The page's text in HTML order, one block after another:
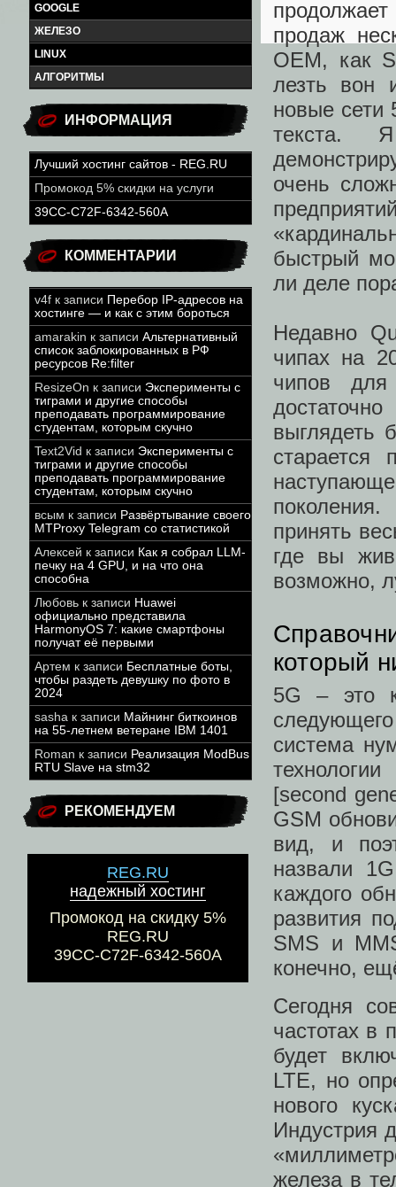
GOOGLE
ЖЕЛЕЗО
LINUX
АЛГОРИТМЫ
ИНФОРМАЦИЯ
Лучший хостинг сайтов - REG.RU
Промокод 5% скидки на услуги
39CC-C72F-6342-560A
КОММЕНТАРИИ
v4f к записи Перебор IP-адресов на
хостинге — и как с этим бороться
amarakin к записи Альтернативный
список заблокированных в РФ
ресурсов Re:filter
ResizeOn к записи Эксперименты с
тиграми и другие способы
преподавать программирование
студентам, которым скучно
Text2Vid к записи Эксперименты с
тиграми и другие способы
преподавать программирование
студентам, которым скучно
всым к записи Развёртывание своего
MTProxy Telegram со статистикой
Алексей к записи Как я собрал LLM-
печку на 4 GPU, и на что она
способна
Любовь к записи Huawei
официально представила
HarmonyOS 7: какие смартфоны
получат её первыми
Артем к записи Бесплатные боты,
чтобы раздеть девушку по фото в
2024
sasha к записи Майнинг биткоинов
на 55-летнем ветеране IBM 1401
Roman к записи Реализация ModBus
RTU Slave на stm32
РЕКОМЕНДУЕМ
REG.RU
надежный хостинг
Промокод на скидку 5%
REG.RU
39CC-C72F-6342-560A
продаж
OEM, как
лезть вон
новые сети
текста.
очень
быстрый
ли деле
Недавно
чипах на
чипов
выглядеть
принять
где вы
возможно,
который
5G – это
система
[second
GSM
вид, и
назвали
каждого
развития
SMS и
конечно,
Сегодня
частотах в
будет
LTE, но
нового
Индустрия
железа в